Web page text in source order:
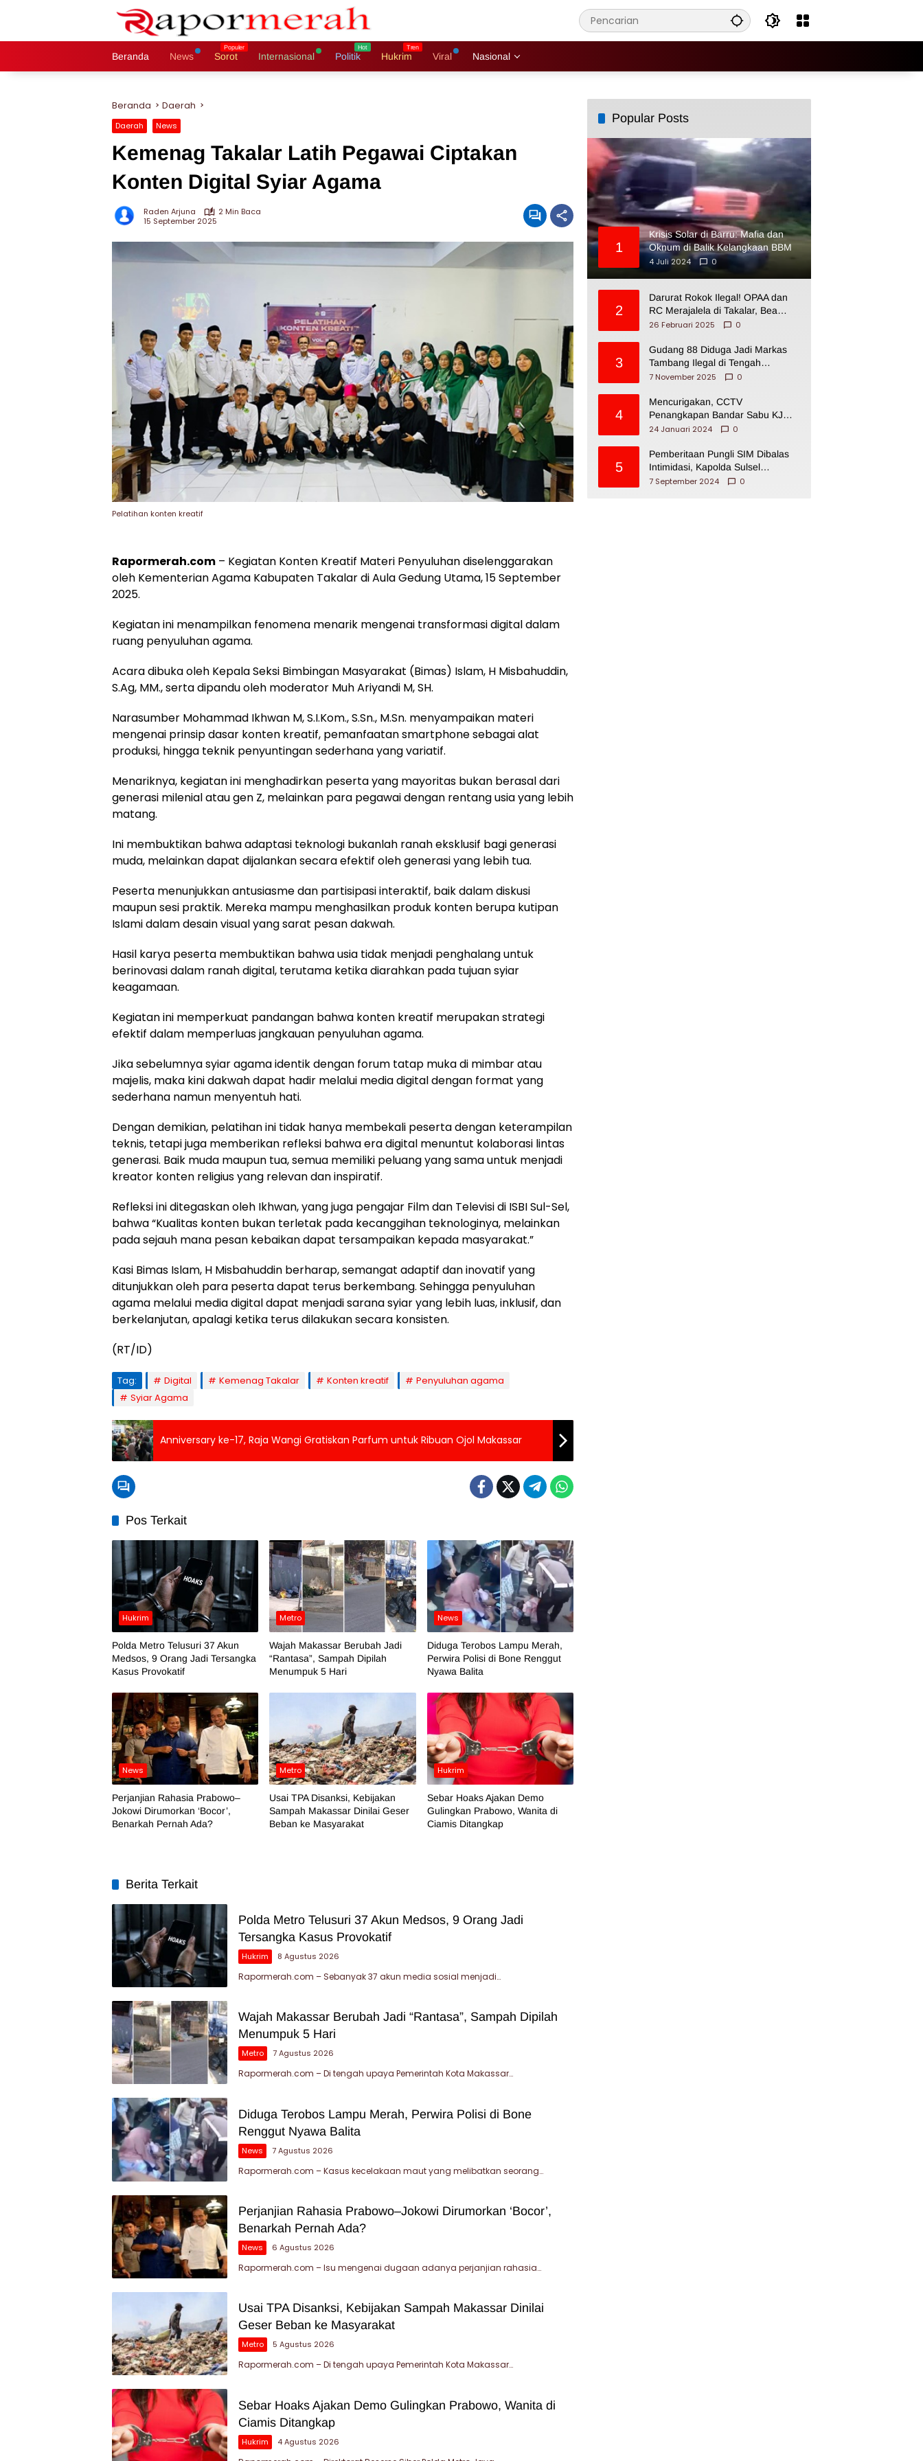
Beranda News Sorot Internasional Politik Hukrim Viral Nasional
Beranda Daerah
Daerah News
Kemenag Takalar Latih Pegawai Ciptakan
Konten Digital Syiar Agama
Raden Arjuna
2 Min Baca
15 September 2025
Pelatihan konten kreatif
Rapormerah.com – Kegiatan Konten Kreatif Materi Penyuluhan diselenggarakan
oleh Kementerian Agama Kabupaten Takalar di Aula Gedung Utama, 15 September
2025.
Kegiatan ini menampilkan fenomena menarik mengenai transformasi digital dalam
ruang penyuluhan agama.
Acara dibuka oleh Kepala Seksi Bimbingan Masyarakat (Bimas) Islam, H Misbahuddin,
S.Ag, MM., serta dipandu oleh moderator Muh Ariyandi M, SH.
Narasumber Mohammad Ikhwan M, S.I.Kom., S.Sn., M.Sn. menyampaikan materi
mengenai prinsip dasar konten kreatif, pemanfaatan smartphone sebagai alat
produksi, hingga teknik penyuntingan sederhana yang variatif.
Menariknya, kegiatan ini menghadirkan peserta yang mayoritas bukan berasal dari
generasi milenial atau gen Z, melainkan para pegawai dengan rentang usia yang lebih
matang.
Ini membuktikan bahwa adaptasi teknologi bukanlah ranah eksklusif bagi generasi
muda, melainkan dapat dijalankan secara efektif oleh generasi yang lebih tua.
Peserta menunjukkan antusiasme dan partisipasi interaktif, baik dalam diskusi
maupun sesi praktik. Mereka mampu menghasilkan produk konten berupa kutipan
Islami dalam desain visual yang sarat pesan dakwah.
Hasil karya peserta membuktikan bahwa usia tidak menjadi penghalang untuk
berinovasi dalam ranah digital, terutama ketika diarahkan pada tujuan syiar
keagamaan.
Kegiatan ini memperkuat pandangan bahwa konten kreatif merupakan strategi
efektif dalam memperluas jangkauan penyuluhan agama.
Jika sebelumnya syiar agama identik dengan forum tatap muka di mimbar atau
majelis, maka kini dakwah dapat hadir melalui media digital dengan format yang
sederhana namun menyentuh hati.
Dengan demikian, pelatihan ini tidak hanya membekali peserta dengan keterampilan
teknis, tetapi juga memberikan refleksi bahwa era digital menuntut kolaborasi lintas
generasi. Baik muda maupun tua, semua memiliki peluang yang sama untuk menjadi
kreator konten religius yang relevan dan inspiratif.
Refleksi ini ditegaskan oleh Ikhwan, yang juga pengajar Film dan Televisi di ISBI Sul-Sel,
bahwa “Kualitas konten bukan terletak pada kecanggihan teknologinya, melainkan
pada sejauh mana pesan kebaikan dapat tersampaikan kepada masyarakat.”
Kasi Bimas Islam, H Misbahuddin berharap, semangat adaptif dan inovatif yang
ditunjukkan oleh para peserta dapat terus berkembang. Sehingga penyuluhan
agama melalui media digital dapat menjadi sarana syiar yang lebih luas, inklusif, dan
berkelanjutan, apalagi ketika terus dilakukan secara konsisten.
(RT/ID)
Tag: Digital Kemenag Takalar Konten kreatif
Penyuluhan agama
Syiar Agama
Anniversary ke-17, Raja Wangi Gratiskan Parfum untuk Ribuan Ojol Makassar
Pos Terkait
Hukrim
Polda Metro Telusuri 37 Akun
Medsos, 9 Orang Jadi Tersangka
Kasus Provokatif
Metro
Wajah Makassar Berubah Jadi
“Rantasa”, Sampah Dipilah
Menumpuk 5 Hari
News
Diduga Terobos Lampu Merah,
Perwira Polisi di Bone Renggut
Nyawa Balita
News
Perjanjian Rahasia Prabowo–
Jokowi Dirumorkan ‘Bocor’,
Benarkah Pernah Ada?
Metro
Usai TPA Disanksi, Kebijakan
Sampah Makassar Dinilai Geser
Beban ke Masyarakat
Hukrim
Sebar Hoaks Ajakan Demo
Gulingkan Prabowo, Wanita di
Ciamis Ditangkap
Berita Terkait
Polda Metro Telusuri 37 Akun Medsos, 9 Orang Jadi
Tersangka Kasus Provokatif
Hukrim 8 Agustus 2026
Rapormerah.com – Sebanyak 37 akun media sosial menjadi…
Wajah Makassar Berubah Jadi “Rantasa”, Sampah Dipilah
Menumpuk 5 Hari
Metro 7 Agustus 2026
Rapormerah.com – Di tengah upaya Pemerintah Kota Makassar…
Diduga Terobos Lampu Merah, Perwira Polisi di Bone
Renggut Nyawa Balita
News 7 Agustus 2026
Rapormerah.com – Kasus kecelakaan maut yang melibatkan seorang…
Perjanjian Rahasia Prabowo–Jokowi Dirumorkan ‘Bocor’,
Benarkah Pernah Ada?
News 6 Agustus 2026
Rapormerah.com – Isu mengenai dugaan adanya perjanjian rahasia…
Usai TPA Disanksi, Kebijakan Sampah Makassar Dinilai
Geser Beban ke Masyarakat
Metro 5 Agustus 2026
Rapormerah.com – Di tengah upaya Pemerintah Kota Makassar…
Sebar Hoaks Ajakan Demo Gulingkan Prabowo, Wanita di
Ciamis Ditangkap
Hukrim 4 Agustus 2026
Popular Posts
1
Krisis Solar di Barru: Mafia dan
Oknum di Balik Kelangkaan BBM
4 Juli 2024
0
2
Darurat Rokok Ilegal! OPAA dan
RC Merajalela di Takalar, Bea
Cukai Impoten
26 Februari 2025 0
3
Gudang 88 Diduga Jadi Markas
Tambang Ilegal di Tengah
Permukiman Warga Makassar
7 November 2025 0
4
Mencurigakan, CCTV
Penangkapan Bandar Sabu KJ
Disita Oknum BNNP Sulsel
24 Januari 2024 0
5
Pemberitaan Pungli SIM Dibalas
Intimidasi, Kapolda Sulsel
Dikecam PJI Sulsel
7 September 2024 0